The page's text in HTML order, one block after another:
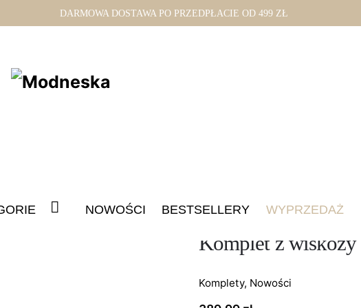
DARMOWA DOSTAWA PO PRZEDPŁACIE OD 499 ZŁ
NOWOŚCI BESTSELLERY WYPRZEDAŻ
DOSTĘPNY
Komplet z wiskozy
Komplety, Nowości